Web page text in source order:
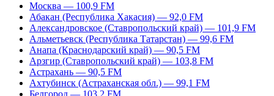
Москва — 100,9 FM
Абакан (Республика Хакасия) — 92,0 FM
Александровское (Ставропольский край) — 101,9 FM
Альметьевск (Республика Татарстан) — 99,6 FM
Анапа (Краснодарский край) — 90,5 FM
Арзгир (Ставропольский край) — 103,8 FM
Астрахань — 90,5 FM
Ахтубинск (Астраханская обл.) — 99,1 FM
Белгород — 103,2 FM